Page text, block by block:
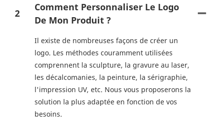
2
Comment Personnaliser Le Logo
De Mon Produit ?
Il existe de nombreuses façons de créer un
logo. Les méthodes couramment utilisées
comprennent la sculpture, la gravure au laser,
les décalcomanies, la peinture, la sérigraphie,
l'impression UV, etc. Nous vous proposerons la
solution la plus adaptée en fonction de vos
besoins.